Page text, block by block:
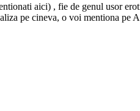
aici) , fie de genul usor
pe cineva, o voi mentiona pe